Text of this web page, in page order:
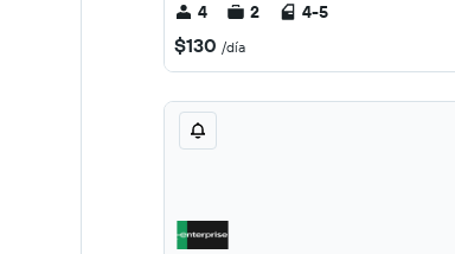
4 2 4-5
$130 /día